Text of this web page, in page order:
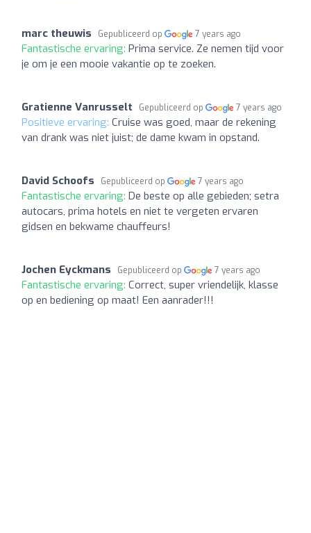
marc theuwis Gepubliceerd op 7 years ago
Fantastische ervaring: Prima service. Ze nemen tijd voor
je om je een mooie vakantie op te zoeken.
Gratienne Vanrusselt Gepubliceerd op 7 years ago
Positieve ervaring: Cruise was goed, maar de rekening
van drank was niet juist; de dame kwam in opstand.
David Schoofs Gepubliceerd op 7 years ago
Fantastische ervaring: De beste op alle gebieden; setra
autocars, prima hotels en niet te vergeten ervaren
gidsen en bekwame chauffeurs!
Jochen Eyckmans Gepubliceerd op 7 years ago
Fantastische ervaring: Correct, super vriendelijk, klasse
op en bediening op maat! Een aanrader!!!